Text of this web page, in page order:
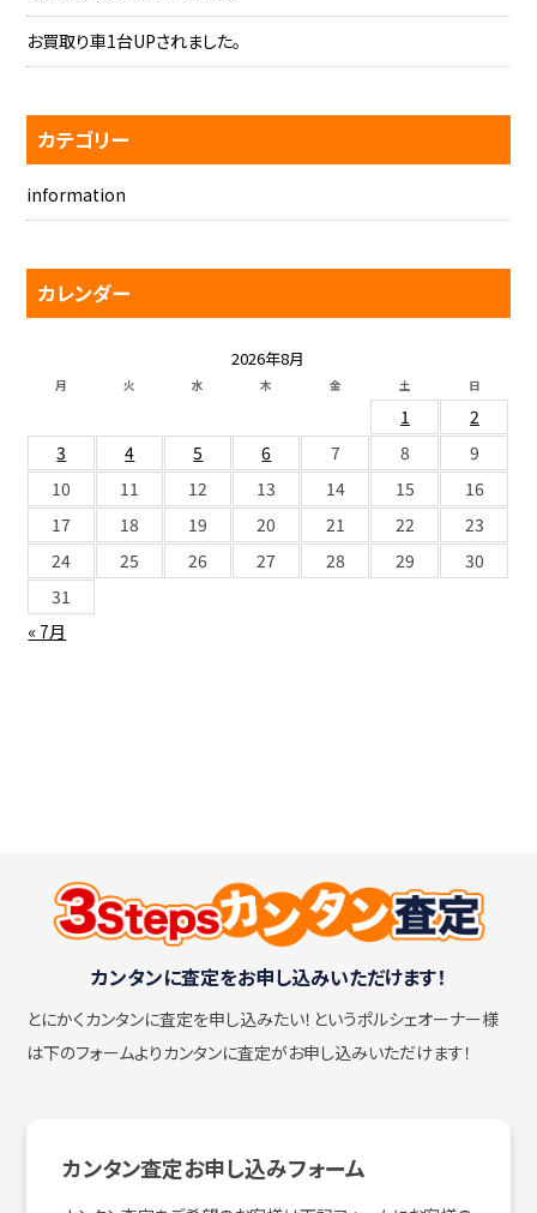
お買取り車1台UPされました。
カテゴリー
information
カレンダー
2026年8月
月 火 水 木 金 土 日
« 7月
1
2
3
4 5 6 7 8
9
10
11 12 13 14 15
16
17
18 19 20 21 22
23
24
25 26 27 28 29
30
31
カンタンに査定をお申し込みいただけます！
とにかくカンタンに査定を申し込みたい！ というポルシェオーナー様
は下のフォームよりカンタンに査定がお申し込みいただけます！
カンタン査定お申し込みフォーム